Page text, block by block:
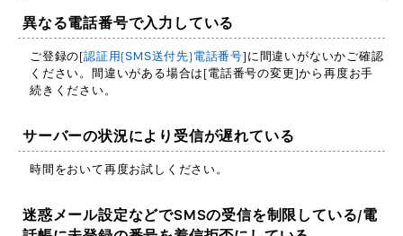
異なる電話番号で入力している
ご登録の[認証用(SMS送付先)電話番号]に間違いがないかご確認
ください。間違いがある場合は[電話番号の変更]から再度お手
続きください。
サーバーの状況により受信が遅れている
時間をおいて再度お試しください。
迷惑メール設定などでSMSの受信を制限している/電